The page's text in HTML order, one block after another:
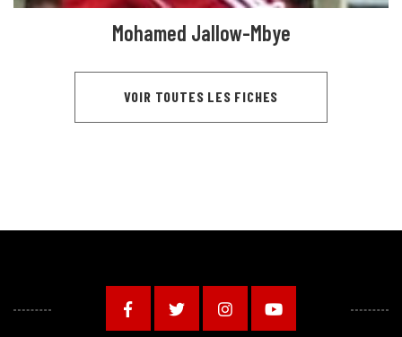
Mohamed Jallow-Mbye
VOIR TOUTES LES FICHES